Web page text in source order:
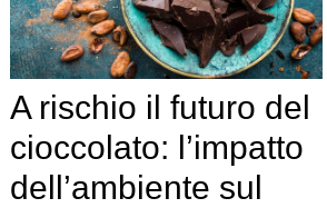
A rischio il futuro del
cioccolato: l’impatto
dell’ambiente sul